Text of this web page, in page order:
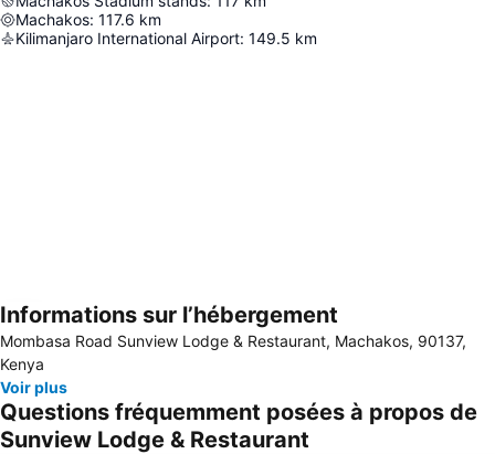
Machakos: 117.6 km
Kilimanjaro International Airport: 149.5 km
Agrandir la carte
Informations sur l’hébergement
Mombasa Road Sunview Lodge & Restaurant, Machakos, 90137,
Kenya
Voir plus
Questions fréquemment posées à propos de
Sunview Lodge & Restaurant